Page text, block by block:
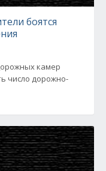
боятся
камер
число дорожно-